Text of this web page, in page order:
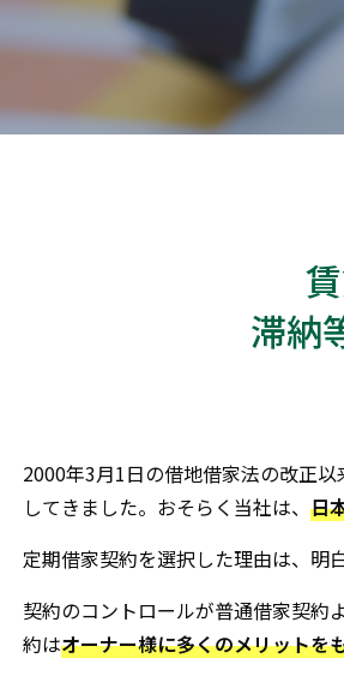
滞納
2000年3月1日の借地借家法の改正
してきました。おそらく当社は、 日
定期借家契約を選択した理由は、明白
契約のコントロールが普通借家契約
約はオーナー様に多くのメリットを